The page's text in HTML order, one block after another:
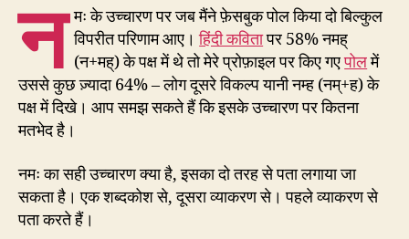
न मः के उच्चारण पर जब मैंने फ़ेसबुक पोल किया दो बिल्कुल
विपरीत परिणाम आए।हिंदी कवितापर 58% नमह्
(न+मह्) के पक्ष में थे तो मेरे प्रोफ़ाइल पर किए गएपोलमें
उससे कुछ ज़्यादा 64% – लोग दूसरे विकल्प यानी नम्ह (नम्+ह) के
पक्ष में दिखे। आप समझ सकते हैं कि इसके उच्चारण पर कितना
मतभेद है।
नमः का सही उच्चारण क्या है, इसका दो तरह से पता लगाया जा
सकता है। एक शब्दकोश से, दूसरा व्याकरण से। पहले व्याकरण से
पता करते हैं।